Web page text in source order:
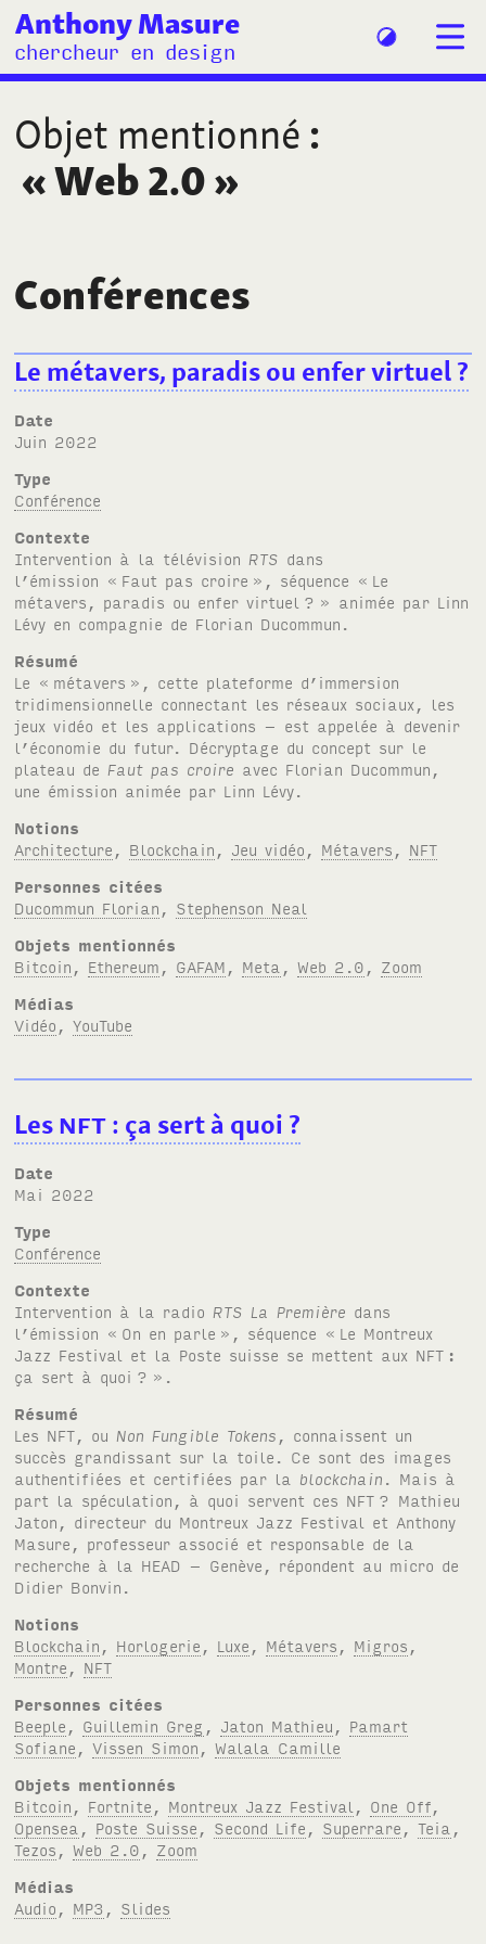
Anthony Masure
chercheur en design
Objet mentionné :
«Web 2.0»
Conférences
Le métavers, paradis ou enfer virtuel?
Date
juin 2022
Type
Conférence
Contexte
Intervention à la télévision RTS dans
l’émission « Faut pas croire », séquence « Le
métavers, paradis ou enfer virtuel ? » animée par Linn
Lévy en compagnie de Florian Ducommun.
Résumé
Le « métavers », cette plateforme d’immersion
tridimensionnelle connectant les réseaux sociaux, les
jeux vidéo et les applications – est appelée à devenir
l’économie du futur. Décryptage du concept sur le
plateau de Faut pas croire avec Florian Ducommun,
une émission animée par Linn Lévy.
Notions
Architecture
Blockchain Jeu vidéo Métavers
NFT
Personnes citées
Ducommun Florian
Stephenson Neal
Objets mentionnés
Bitcoin
Ethereum GAFAM Meta ,Web 2.0
Zoom
Médias
Vidéo ,YouTube
LesNFT: ça sert à quoi ?
Date
mai 2022
Type
Conférence
Contexte
Intervention à la radio RTS La Première dans
l’émission « On en parle », séquence « Le Montreux
Jazz Festival et la Poste suisse se mettent aux NFT :
ça sert à quoi ? ».
Résumé
Les NFT , ou Non Fungible Tokens , connaissent un
succès grandissant sur la toile. Ce sont des images
authentifiées et certifiées par la blockchain . Mais à
part la spéculation, à quoi servent ces NFT ? Mathieu
Jaton, directeur du Montreux Jazz Festival et Anthony
Masure, professeur associé et responsable de la
recherche à la HEAD – Genève, répondent au micro de
Didier Bonvin.
Notions
Blockchain
Horlogerie Luxe Métavers Migros
Montre
NFT
Personnes citées
Beeple
Guillemin Greg Jaton Mathieu
Pamart
Sofiane ,Vissen Simon ,Walala Camille
Objets mentionnés
Bitcoin
Fortnite Montreux Jazz Festival One Off
Opensea
Poste Suisse Second Life Superrare ,Teia
Tezos ,Web 2.0
Zoom
Médias
Audio
MP3 Slides